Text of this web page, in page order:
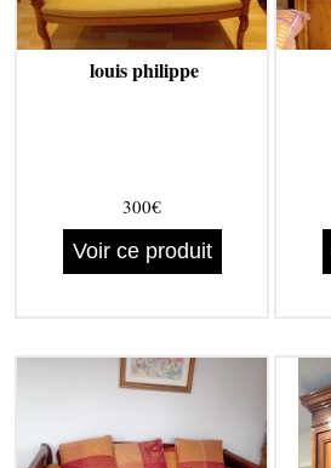
louis philippe
300€
Voir ce produit